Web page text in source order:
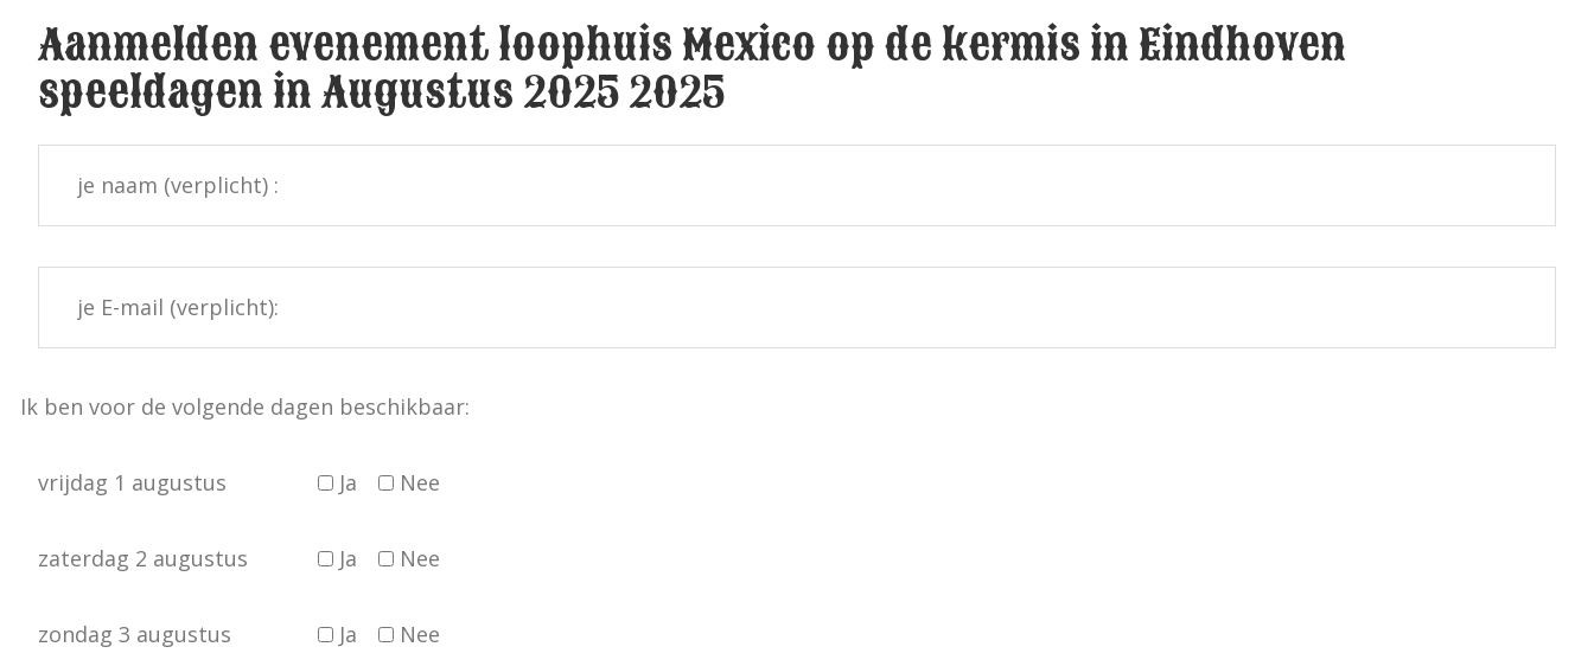
Aanmelden evenement loophuis Mexico op de kermis in Eindhoven
speeldagen in Augustus 2025 2025
Ik ben voor de volgende dagen beschikbaar:
vrijdag 1 augustus Ja Nee
zaterdag 2 augustus Ja Nee
zondag 3 augustus Ja Nee